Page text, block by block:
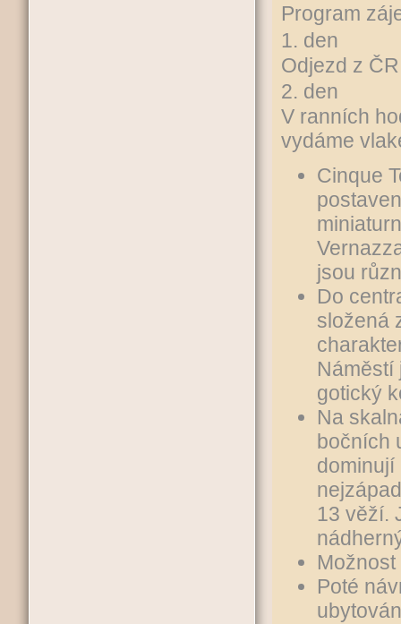
Program
1. den
Odjezd z
2. den
V ranních
vydáme
Cinque
jsou
Do
složená
Náměstí
gotický
Na
bočních
dominují
13 věží.
Poté